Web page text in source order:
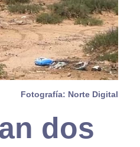
Fotografía: Norte Digital
dos